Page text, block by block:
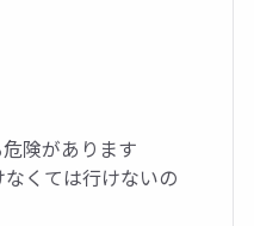
険があります
くては行けないの